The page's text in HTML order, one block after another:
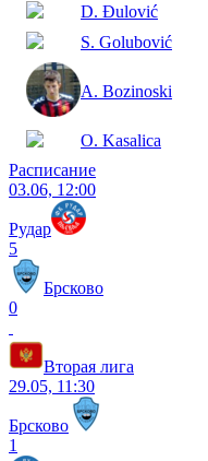
D. Đulović
S. Golubović
A. Bozinoski
O. Kasalica
Расписание
03.06, 12:00
Рудар
5
Брсково
0
Вторая лига
29.05, 11:30
Брсково
1